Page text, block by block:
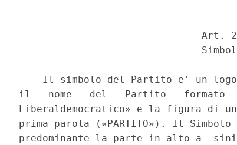
Art.
Il simbolo del Partito e' un
il   nome   del   Partito   formato
Liberaldemocratico» e la figura di
prima parola («PARTITO»). Il
predominante la parte in alto a